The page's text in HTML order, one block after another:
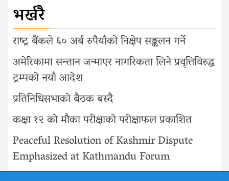
भर्खरै
राष्ट्र बैंकले ६० अर्ब रुपैयाँको निक्षेप सङ्कलन गर्ने
अमेरिकामा सन्तान जन्माएर नागरिकता लिने प्रवृत्तिविरुद्ध
ट्रम्पको नयाँ आदेश
प्रतिनिधिसभाको बैठक बस्दै
कक्षा १२ को मौका परीक्षाको परीक्षाफल प्रकाशित
Peaceful Resolution of Kashmir Dispute
Emphasized at Kathmandu Forum